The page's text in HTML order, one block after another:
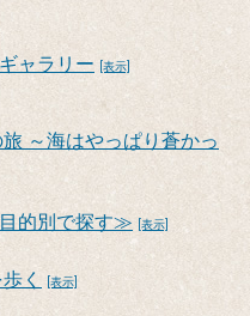
ャラリー [表示]
～海はやっぱり蒼かっ
的別で探す≫ [表示]
く [表示]